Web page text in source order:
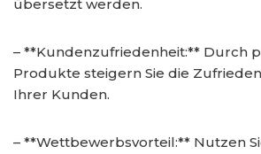
übersetzt werden.
– **Kundenzufriedenheit:** Durch
Produkte steigern Sie die
Ihrer Kunden.
– **Wettbewerbsvorteil:** Nutzen